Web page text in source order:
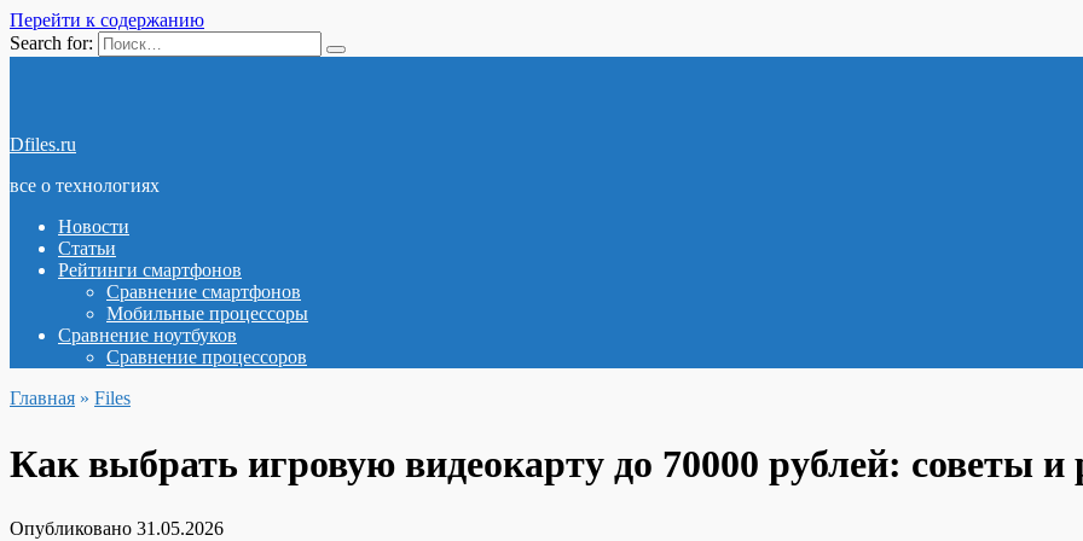
Перейти к содержанию
Search for:
Dfiles.ru
все о технологиях
Новости
Статьи
Рейтинги смартфонов
Сравнение смартфонов
Мобильные процессоры
Сравнение ноутбуков
Сравнение процессоров
Главная » Files
Как выбрать игровую видеокарту до 70000 рублей: советы и
Опубликовано 31.05.2026